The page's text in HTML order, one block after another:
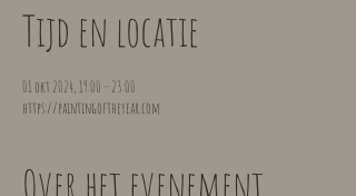
Tijd en locatie
01 okt 2024, 19:00 – 23:00
https://paintingoftheyear.com
Over het evenement